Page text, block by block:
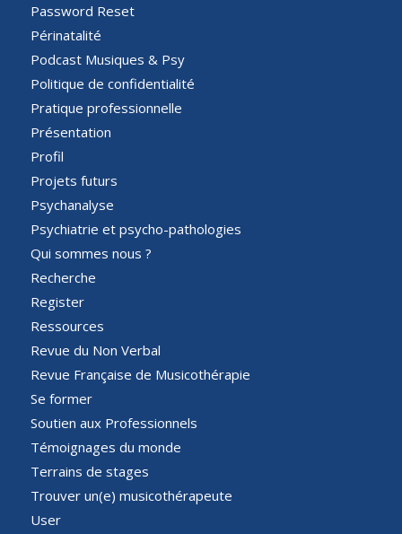
Password Reset
Périnatalité
Podcast Musiques & Psy
Politique de confidentialité
Pratique professionnelle
Présentation
Profil
Projets futurs
Psychanalyse
Psychiatrie et psycho-pathologies
Qui sommes nous ?
Recherche
Register
Ressources
Revue du Non Verbal
Revue Française de Musicothérapie
Se former
Soutien aux Professionnels
Témoignages du monde
Terrains de stages
Trouver un(e) musicothérapeute
User